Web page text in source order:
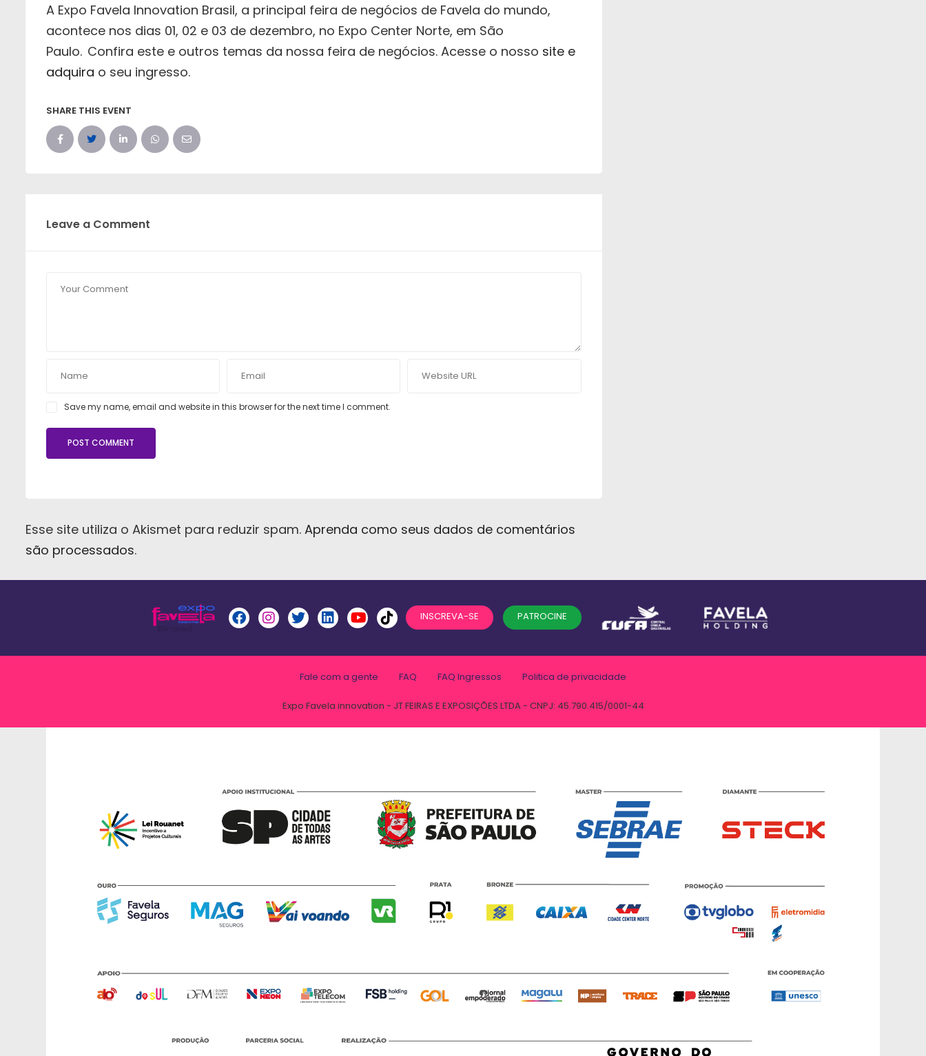
A Expo Favela Innovation Brasil, a principal feira de negócios de Favela do mundo,
acontece nos dias 01, 02 e 03 de dezembro, no Expo Center Norte, em São
Paulo. Confira este e outros temas da nossa feira de negócios. Acesse o nosso site e
adquira o seu ingresso.
SHARE THIS EVENT
Leave a Comment
Save my name, email and website in this browser for the next time I comment.
Esse site utiliza o Akismet para reduzir spam. Aprenda como seus dados de comentários
são processados.
INSCREVA-SE PATROCINE
Fale com a gente FAQ FAQ Ingressos Politica de privacidade
Expo Favela innovation - JT FEIRAS E EXPOSIÇÕES LTDA - CNPJ: 45.790.415/0001-44